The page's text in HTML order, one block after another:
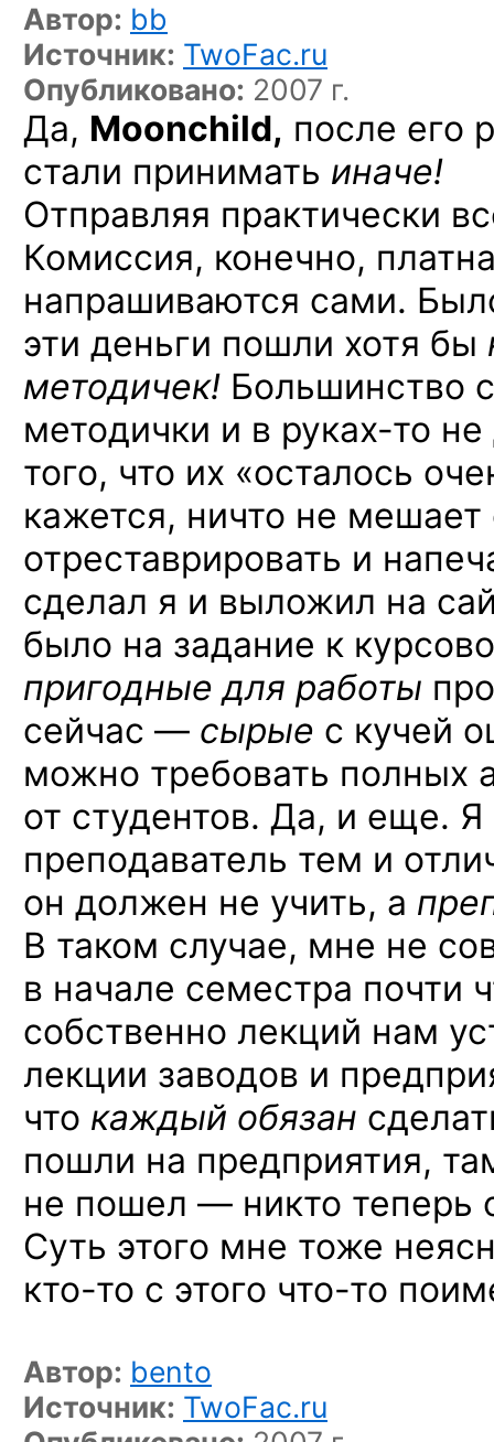
Автор: bb
Источник: TwoFac.ru
Опубликовано: 2007 г.
Да, Moonchild, после его
стали принимать иначе!
Отправляя практически
Комиссия, конечно,
напрашиваются сами.
эти деньги пошли хотя бы
методичек! Большинство
методички и в руках-то не
того, что их «осталось
кажется, ничто не мешает
отреставрировать и
сделал я и выложил на
было на задание к
пригодные для работы
сейчас — сырые с кучей
можно требовать полных
от студентов. Да, и еще.
преподаватель тем и
он должен не учить, а
В таком случае, мне не
в начале семестра почти
собственно лекций нам
лекции заводов и
что каждый обязан
пошли на предприятия,
не пошел — никто теперь
Суть этого мне тоже
кто-то с этого что-то
Автор: bento
Источник: TwoFac.ru